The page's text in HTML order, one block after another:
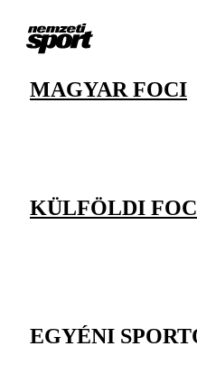
MAGYAR FOCI
KÜLFÖLDI
EGYÉNI